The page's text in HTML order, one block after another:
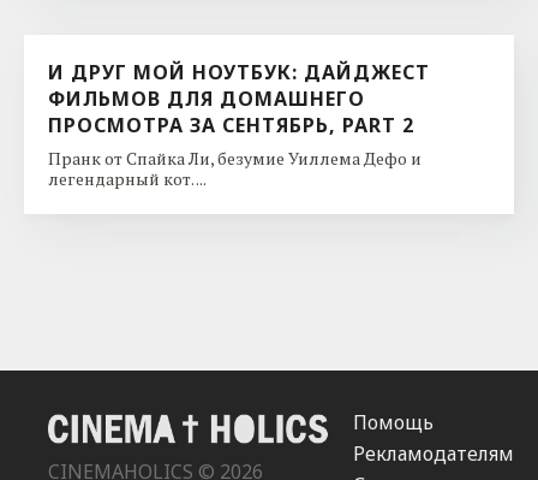
И ДРУГ МОЙ НОУТБУК: ДАЙДЖЕСТ
ФИЛЬМОВ ДЛЯ ДОМАШНЕГО
ПРОСМОТРА ЗА СЕНТЯБРЬ, PART 2
Пранк от Спайка Ли, безумие Уиллема Дефо и
легендарный кот. ...
CINEMAHOLICS © 2026
Помощь
Рекламодателям